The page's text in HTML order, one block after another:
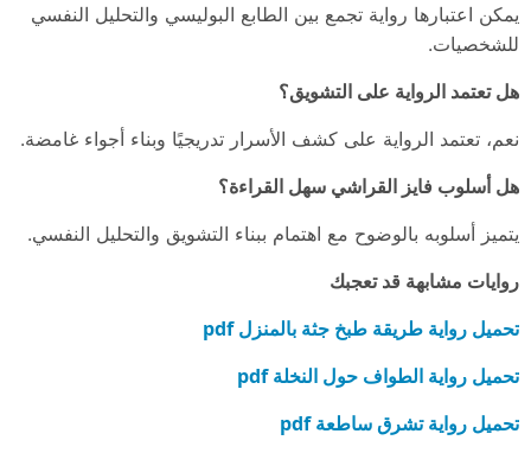
يمكن اعتبارها رواية تجمع بين الطابع البوليسي والتحليل النفسي
للشخصيات.
هل تعتمد الرواية على التشويق؟
نعم، تعتمد الرواية على كشف الأسرار تدريجيًا وبناء أجواء غامضة.
هل أسلوب فايز القراشي سهل القراءة؟
يتميز أسلوبه بالوضوح مع اهتمام ببناء التشويق والتحليل النفسي.
روايات مشابهة قد تعجبك
تحميل رواية طريقة طبخ جثة بالمنزل pdf
تحميل رواية الطواف حول النخلة pdf
تحميل رواية تشرق ساطعة pdf